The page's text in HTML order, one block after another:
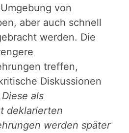
von
aber auch schnell
werden. Die
treffen,
Diskussionen
Diese als
deklarierten
werden später